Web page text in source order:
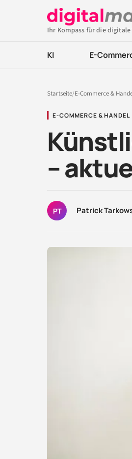
Ihr Kompass für die digitale
KI E-
Startseite/E-Commerce &
E-COMMERCE & HANDEL
–
PT Patrick